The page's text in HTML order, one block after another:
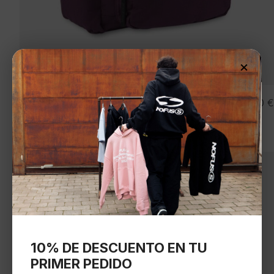
DIKIES Mochila » LISBON BACKPACK PLUM
PERFECT «
Seleccionar opciones
55,00 €
×
10% DE DESCUENTO EN TU
PRIMER PEDIDO